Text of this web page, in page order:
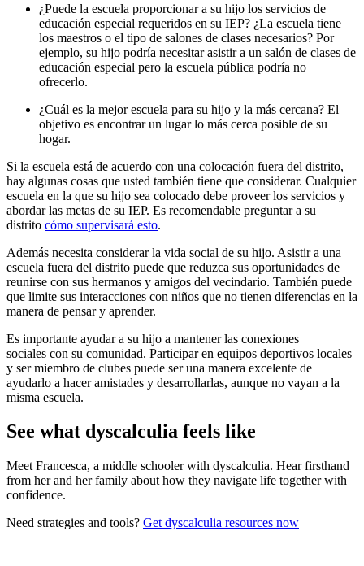
¿Puede la escuela proporcionar a su hijo los servicios de
educación especial requeridos en su IEP? ¿La escuela tiene
los maestros o el tipo de salones de clases necesarios? Por
ejemplo, su hijo podría necesitar asistir a un salón de clases de
educación especial pero la escuela pública podría no
ofrecerlo.
¿Cuál es la mejor escuela para su hijo y la más cercana? El
objetivo es encontrar un lugar lo más cerca posible de su
hogar.
Si la escuela está de acuerdo con una colocación fuera del distrito,
hay algunas cosas que usted también tiene que considerar. Cualquier
escuela en la que su hijo sea colocado debe proveer los servicios y
abordar las metas de su IEP. Es recomendable preguntar a su
distrito cómo supervisará esto.
Además necesita considerar la vida social de su hijo. Asistir a una
escuela fuera del distrito puede que reduzca sus oportunidades de
reunirse con sus hermanos y amigos del vecindario. También puede
que limite sus interacciones con niños que no tienen diferencias en la
manera de pensar y aprender.
Es importante ayudar a su hijo a mantener las conexiones
sociales con su comunidad. Participar en equipos deportivos locales
y ser miembro de clubes puede ser una manera excelente de
ayudarlo a hacer amistades y desarrollarlas, aunque no vayan a la
misma escuela.
See what dyscalculia feels like
Meet Francesca, a middle schooler with dyscalculia. Hear firsthand
from her and her family about how they navigate life together with
confidence.
Need strategies and tools? Get dyscalculia resources now